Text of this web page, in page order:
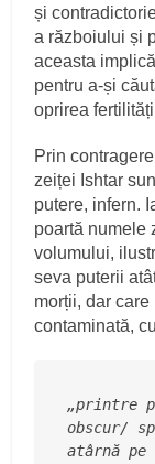
și
a războiului și
aceasta
pentru a-și
oprirea
Prin
zeiței Ishtar
putere, infern.
poartă numele
volumului,
seva puterii
morții, dar
contaminată,
„printre
obscur/
atârnă